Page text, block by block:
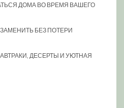
ДОМА ВО ВРЕМЯ ВАШЕГО
БЕЗ ПОТЕРИ
ДЕСЕРТЫ И УЮТНАЯ